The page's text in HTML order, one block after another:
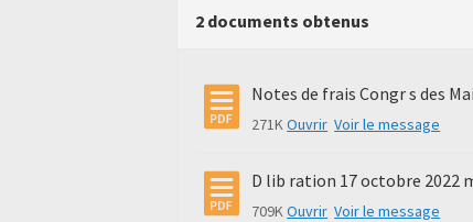
2 documents obtenus
Notes de frais Congr s des
271KOuvrir Voir le message
D lib ration 17 octobre 2022
709KOuvrir Voir le message